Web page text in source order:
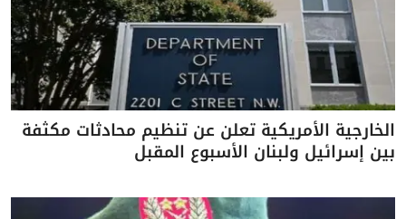
الخارجية الأمريكية تعلن عن تنظيم محادثات مكثفة
بين إسرائيل ولبنان الأسبوع المقبل